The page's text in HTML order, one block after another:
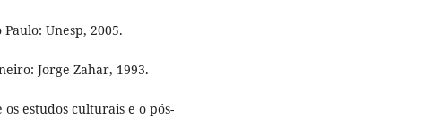
Unesp, 2005.
Jorge Zahar, 1993.
os estudos culturais e o pós-